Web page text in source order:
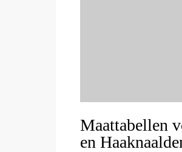
Maattabellen
en